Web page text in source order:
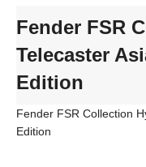
Fender FSR
Telecaster
Edition
Fender FSR Collection
Edition